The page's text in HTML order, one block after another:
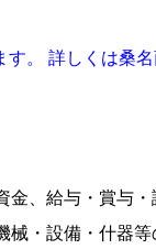
。 詳しくは桑
金、給与・賞与
械・設備・什器